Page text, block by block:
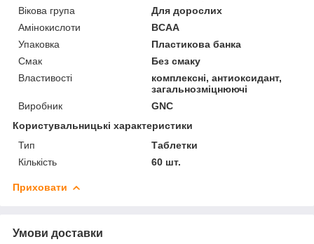
Вікова група
Для дорослих
Амінокислоти
BCAA
Упаковка
Пластикова банка
Смак
Без смаку
Властивості
комплексні, антиоксидант,
загальнозміцнюючі
Виробник
GNC
Користувальницькі характеристики
Тип
Таблетки
Кількість
60 шт.
Приховати
Умови доставки